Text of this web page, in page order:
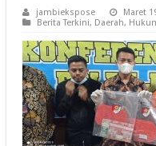
jambiekspose
Maret
Berita Terkini, Daerah,